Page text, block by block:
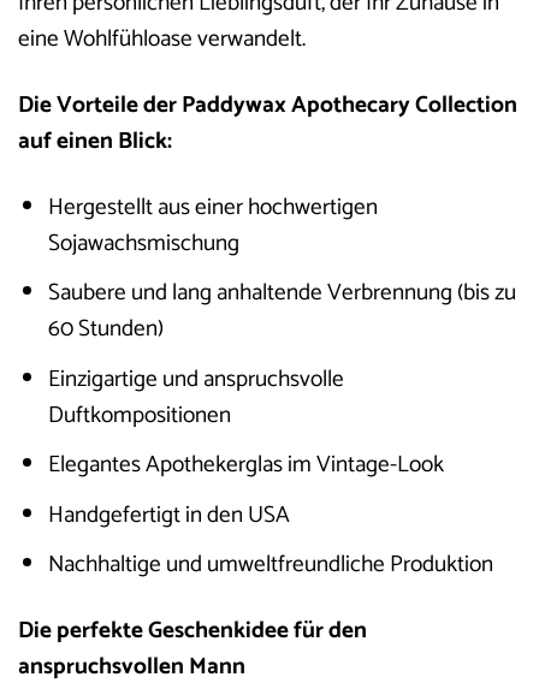
eine Wohlfühloase verwandelt.
Die Vorteile der Paddywax Apothecary Collection
auf einen Blick:
Hergestellt aus einer hochwertigen
Sojawachsmischung
Saubere und lang anhaltende Verbrennung (bis zu
60 Stunden)
Einzigartige und anspruchsvolle
Duftkompositionen
Elegantes Apothekerglas im Vintage-Look
Handgefertigt in den USA
Nachhaltige und umweltfreundliche Produktion
Die perfekte Geschenkidee für den
anspruchsvollen Mann